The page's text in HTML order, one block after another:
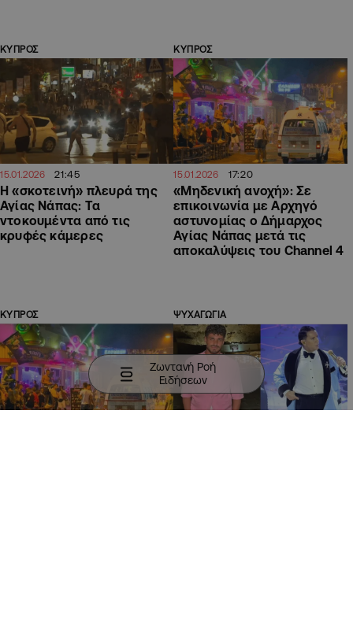
ΚΥΠΡΟΣ
15.01.2026 21:45
Η «σκοτεινή» πλευρά της
Αγίας Νάπας: Τα
ντοκουμέντα από τις
κρυφές κάμερες
ΚΥΠΡΟΣ
15.01.2026 17:20
«Μηδενική ανοχή»: Σε
επικοινωνία με Αρχηγό
αστυνομίας ο Δήμαρχος
Αγίας Νάπας μετά τις
αποκαλύψεις του Channel 4
ΚΥΠΡΟΣ ΨΥΧΑΓΩΓΙΑ
Ζωντανή Ροή
Ειδήσεων